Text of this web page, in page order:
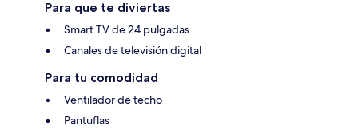
Para que te diviertas
Smart TV de 24 pulgadas
Canales de televisión digital
Para tu comodidad
Ventilador de techo
Pantuflas